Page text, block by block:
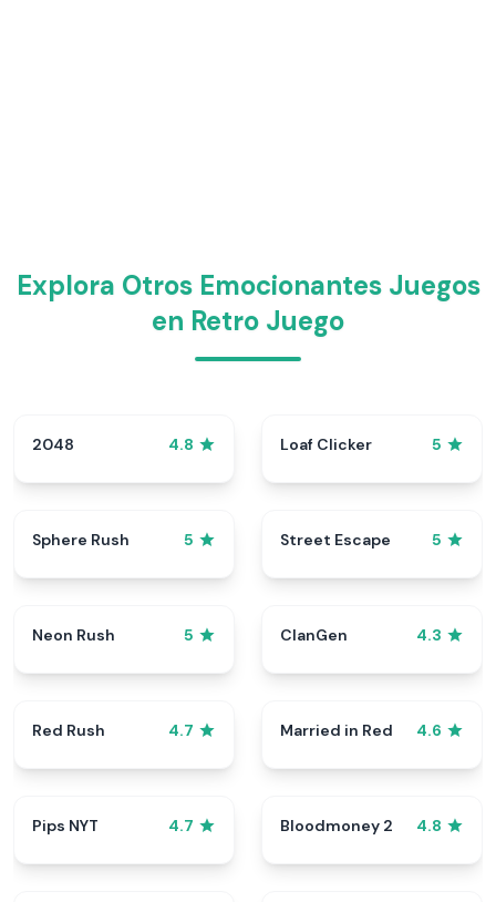
Explora Otros Emocionantes Juegos
en Retro Juego
2048 4.8 Loaf Clicker 5
Sphere Rush 5 Street Escape 5
Neon Rush 5 ClanGen 4.3
Red Rush 4.7 Married in Red 4.6
Pips NYT 4.7 Bloodmoney 2 4.8